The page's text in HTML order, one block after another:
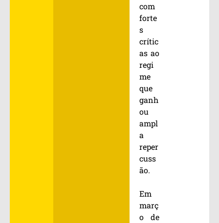
com
forte
s
crític
as ao
regi
me
que
ganh
ou
ampl
a
reper
cuss
ão.
Em
març
o de